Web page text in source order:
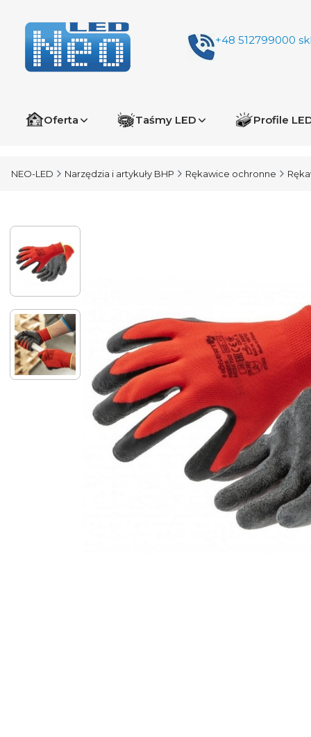
+48 512799000
Oferta Taśmy LED Profile
NEO-LED Narzędzia i artykuły BHP Rękawice ochronne